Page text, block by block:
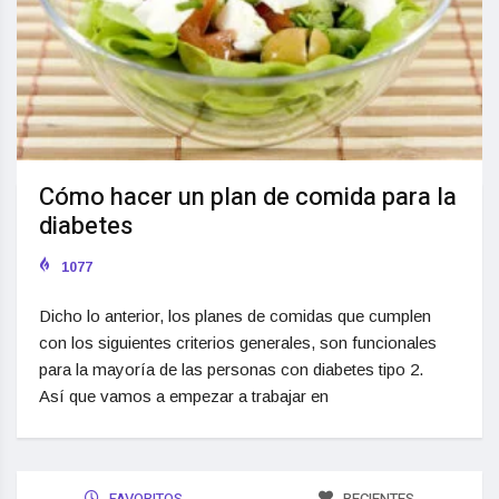
Cómo hacer un plan de comida para la
diabetes
1077
Dicho lo anterior, los planes de comidas que cumplen
con los siguientes criterios generales, son funcionales
para la mayoría de las personas con diabetes tipo 2.
Así que vamos a empezar a trabajar en